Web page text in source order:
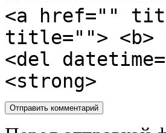
<a href=""
title=""> <b>
<del
<strong>